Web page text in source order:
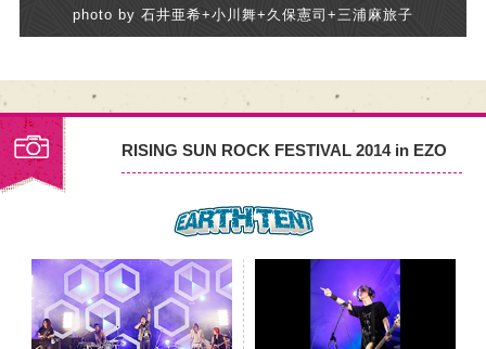
photo by 石井亜希+小川舞+久保憲司+三浦麻旅子
RISING SUN ROCK FESTIVAL 2014 in EZO
PHOTO